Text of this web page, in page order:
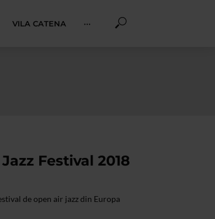
VILA CATENA ···
Festival 2018
de open air jazz din Europa